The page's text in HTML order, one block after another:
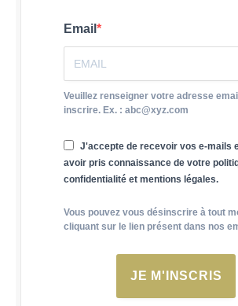
Email
Veuillez renseigner votre adresse
inscrire. Ex. : abc@xyz.com
J'accepte de recevoir vos e-mails
avoir pris connaissance de votre
confidentialité et mentions légales.
Vous pouvez vous désinscrire à tout
cliquant sur le lien présent dans nos
JE M'INSCRIS